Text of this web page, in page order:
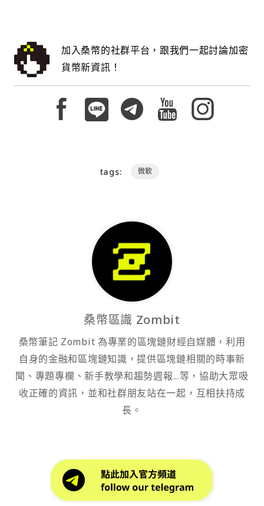
加入桑幣的社群平台，跟我們一起討論加密
貨幣新資訊！
tags: 微軟
桑幣區識 Zombit
桑幣筆記 Zombit 為專業的區塊鏈財經自媒體，利用
自身的金融和區塊鏈知識，提供區塊鏈相關的時事新
聞、專題專欄、新手教學和趨勢週報...等，協助大眾吸
收正確的資訊，並和社群朋友站在一起，互相扶持成
長。